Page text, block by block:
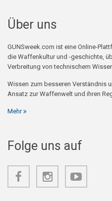
Über uns
GUNSweek.com ist eine Online-
die Waffenkultur und -geschichte,
Verbreitung von technischem
Wissen zum besseren Verständnis
Ansatz zur Waffenwelt und ihren
Mehr
Folge uns auf